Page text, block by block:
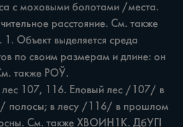
с моховыми болотами /места.
расстояние. См. также
Объект выделяется среда
по своим размерам и длине: он
также РОЎ.
полосы; в лесу /116/ в прошлом
См. также ХВОИН1К. ДбУГІ